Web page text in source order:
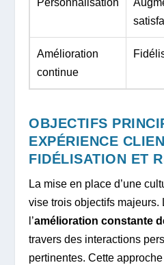
Personnalisation
Amélioration
continue
OBJECTIFS
EXPÉRIENCE
FIDÉLISATION ET
La mise en place d’une
vise trois objectifs majeurs.
l’amélioration constante
travers des interactions
pertinentes. Cette